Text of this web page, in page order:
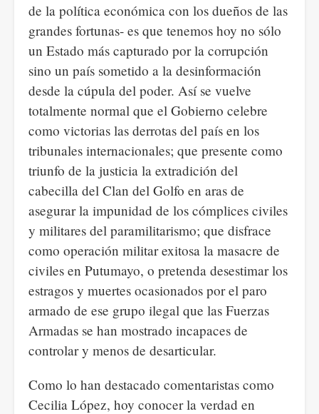
de la política económica con los dueños de las
grandes fortunas- es que tenemos hoy no sólo
un Estado más capturado por la corrupción
sino un país sometido a la desinformación
desde la cúpula del poder. Así se vuelve
totalmente normal que el Gobierno celebre
como victorias las derrotas del país en los
tribunales internacionales; que presente como
triunfo de la justicia la extradición del
cabecilla del Clan del Golfo en aras de
asegurar la impunidad de los cómplices civiles
y militares del paramilitarismo; que disfrace
como operación militar exitosa la masacre de
civiles en Putumayo, o pretenda desestimar los
estragos y muertes ocasionados por el paro
armado de ese grupo ilegal que las Fuerzas
Armadas se han mostrado incapaces de
controlar y menos de desarticular.
Como lo han destacado comentaristas como
Cecilia López, hoy conocer la verdad en